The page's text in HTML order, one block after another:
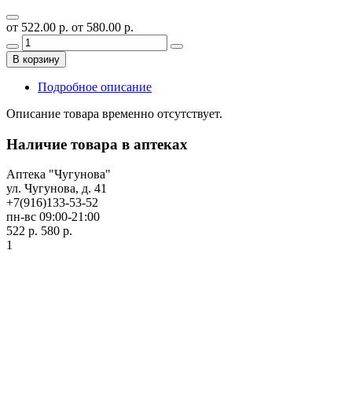
от 522.00 р. от 580.00 р.
В корзину
Подробное описание
Описание товара временно отсутствует.
Наличие товара в аптеках
Аптека "Чугунова"
ул. Чугунова, д. 41
+7(916)133-53-52
пн-вс 09:00-21:00
522 р. 580 р.
1